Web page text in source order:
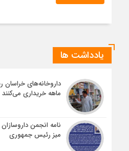
یادداشت ها
ماهه خریداری می‌کنند
نامه انجمن
میز رئیس جمهوری